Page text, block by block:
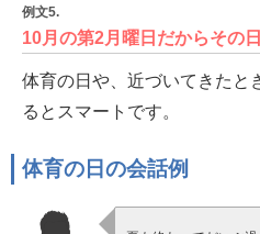
例文5.
10月の第2月曜日だからその
体育の日や、近づいてきたと
るとスマートです。
体育の日の会話例